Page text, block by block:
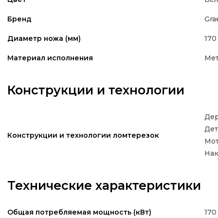
Бренд
Диаметр ножа (мм) 170
Материал исполнения
Конструкции и технологии
Конструкции и технологии ломтерезок
Технические характеристики
Общая потребляемая мощность (кВт) 170